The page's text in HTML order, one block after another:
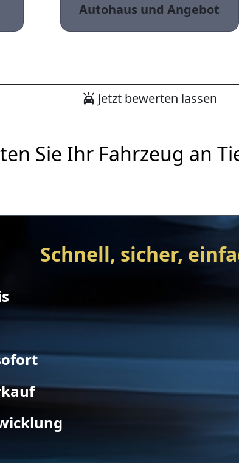
Autohaus und Angebot
Jetzt bewerten lassen
Sie Ihr Fahrzeug an
Schnell, sicher,